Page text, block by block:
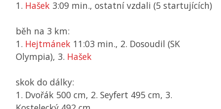
1. Hašek 3:09 min., ostatní vzdali (5 startujících)
běh na 3 km:
1. Hejtmánek 11:03 min., 2. Dosoudil (SK
Olympia), 3. Hašek
skok do dálky:
1. Dvořák 500 cm, 2. Seyfert 495 cm, 3.